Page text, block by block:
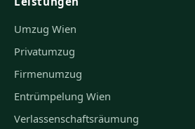
Umzug Wien
Privatumzug
Firmenumzug
Entrümpelung Wien
Verlassenschaftsräumung